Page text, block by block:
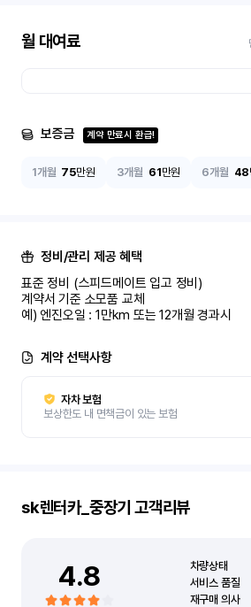
월 대여료
보증금 계약 만료시 환급!
1개월 75만원 3개월 61만원 6개월 48
정비/관리 제공 혜택
표준 정비 (스피드메이트 입고 정비)
계약서 기준 소모품 교체
예) 엔진오일 : 1만km 또는 12개월 경과시
계약 선택사항
자차 보험
보상한도 내 면책금이 있는 보험
sk렌터카_중장기 고객리뷰
4.8 차량상태
서비스 품질
재구매 의사